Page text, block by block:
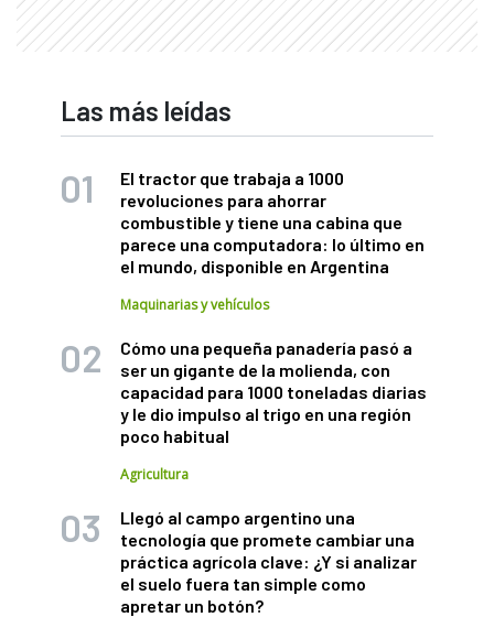
Las más leídas
El tractor que trabaja a 1000
revoluciones para ahorrar
combustible y tiene una cabina que
parece una computadora: lo último en
el mundo, disponible en Argentina
Maquinarias y vehículos
Cómo una pequeña panadería pasó a
ser un gigante de la molienda, con
capacidad para 1000 toneladas diarias
y le dio impulso al trigo en una región
poco habitual
Agricultura
Llegó al campo argentino una
tecnología que promete cambiar una
práctica agrícola clave: ¿Y si analizar
el suelo fuera tan simple como
apretar un botón?